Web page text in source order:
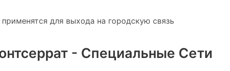
для выхода на городскую связь
- Специальные Сети